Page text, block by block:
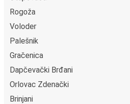
Rogoža
Voloder
Palešnik
Gračenica
Dapčevački Brđani
Orlovac Zdenački
Brinjani